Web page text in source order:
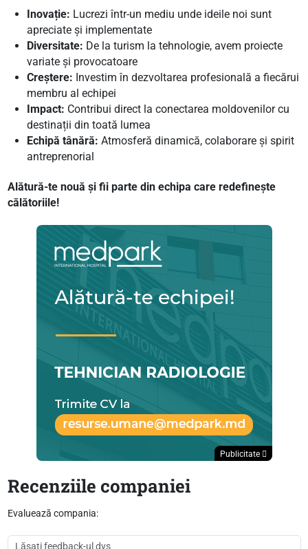
Inovație: Lucrezi într-un mediu unde ideile noi sunt
apreciate și implementate
Diversitate: De la turism la tehnologie, avem proiecte
variate și provocatoare
Creștere: Investim în dezvoltarea profesională a fiecărui
membru al echipei
Impact: Contribui direct la conectarea moldovenilor cu
destinații din toată lumea
Echipă tânără: Atmosferă dinamică, colaborare și spirit
antreprenorial
Alătură-te nouă și fii parte din echipa care redefinește
călătoriile!
Publicitate
Recenziile companiei
Evaluează compania: